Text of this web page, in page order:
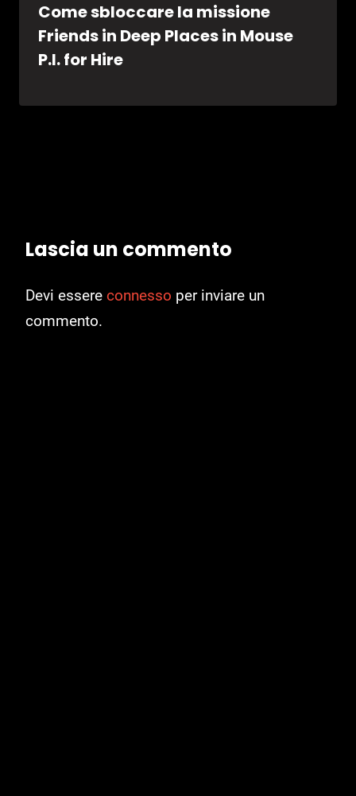
Come sbloccare la missione
Friends in Deep Places in Mouse
P.I. for Hire
Lascia un commento
Devi essere connesso per inviare un
commento.